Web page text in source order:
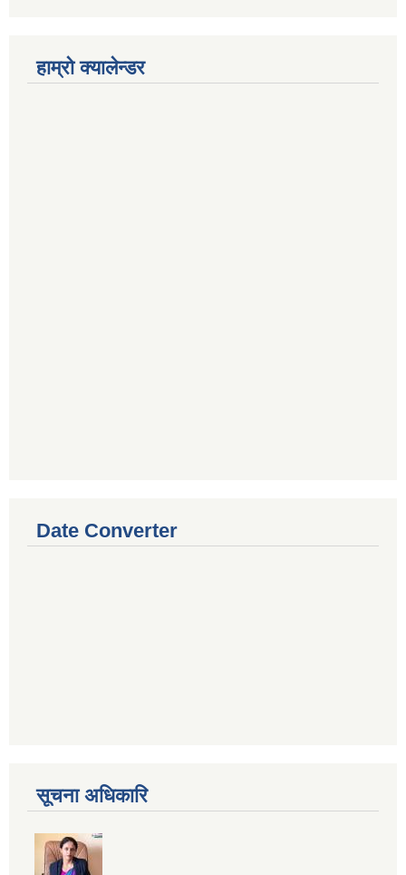
हाम्रो क्यालेन्डर
Date Converter
सूचना अधिकारि